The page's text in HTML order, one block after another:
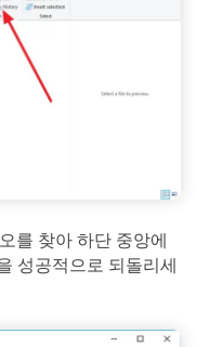
를 찾아 하단 중앙에
성공적으로 되돌리세